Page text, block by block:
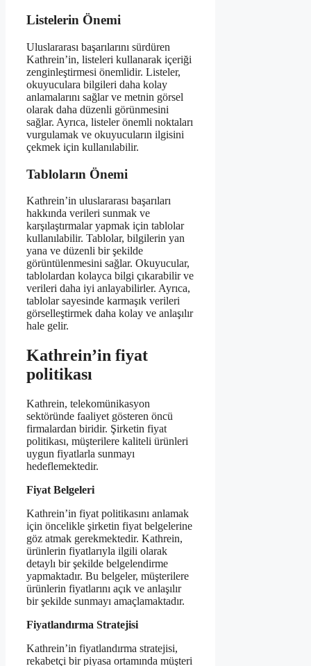
Listelerin Önemi
Uluslararası başarılarını sürdüren
Kathrein’in, listeleri kullanarak içeriği
zenginleştirmesi önemlidir. Listeler,
okuyuculara bilgileri daha kolay
anlamalarını sağlar ve metnin görsel
olarak daha düzenli görünmesini
sağlar. Ayrıca, listeler önemli noktaları
vurgulamak ve okuyucuların ilgisini
çekmek için kullanılabilir.
Tabloların Önemi
Kathrein’in uluslararası başarıları
hakkında verileri sunmak ve
karşılaştırmalar yapmak için tablolar
kullanılabilir. Tablolar, bilgilerin yan
yana ve düzenli bir şekilde
görüntülenmesini sağlar. Okuyucular,
tablolardan kolayca bilgi çıkarabilir ve
verileri daha iyi anlayabilirler. Ayrıca,
tablolar sayesinde karmaşık verileri
görselleştirmek daha kolay ve anlaşılır
hale gelir.
Kathrein’in fiyat
politikası
Kathrein, telekomünikasyon
sektöründe faaliyet gösteren öncü
firmalardan biridir. Şirketin fiyat
politikası, müşterilere kaliteli ürünleri
uygun fiyatlarla sunmayı
hedeflemektedir.
Fiyat Belgeleri
Kathrein’in fiyat politikasını anlamak
için öncelikle şirketin fiyat belgelerine
göz atmak gerekmektedir. Kathrein,
ürünlerin fiyatlarıyla ilgili olarak
detaylı bir şekilde belgelendirme
yapmaktadır. Bu belgeler, müşterilere
ürünlerin fiyatlarını açık ve anlaşılır
bir şekilde sunmayı amaçlamaktadır.
Fiyatlandırma Stratejisi
Kathrein’in fiyatlandırma stratejisi,
rekabetçi bir piyasa ortamında müşteri